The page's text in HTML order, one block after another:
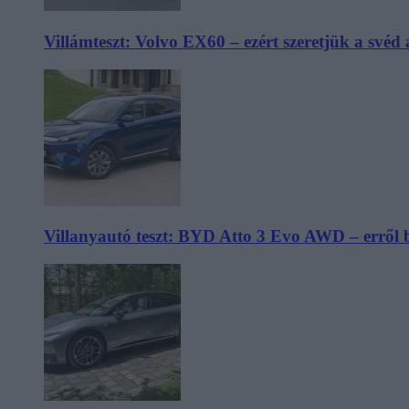
Villámteszt: Volvo EX60 – ezért szeretjük a svéd
Villanyautó teszt: BYD Atto 3 Evo AWD – erről